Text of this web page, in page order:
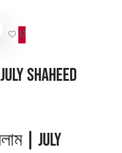
17
Shaheed
| July